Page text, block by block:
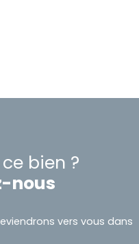
bien ?
nous
vers vous dans